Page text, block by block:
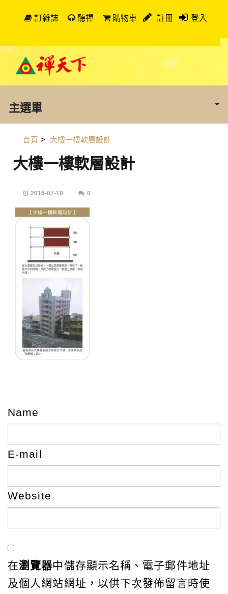
訂雜誌 聽禪 購物車 註冊 登入
主選單
首頁 > 大樓一樓軟層設計
大樓一樓軟層設計
2016-07-19 0
Name
E-mail
Website
在瀏覽器中儲存顯示名稱、電子郵件地址
及個人網站網址，以供下次發佈留言時使